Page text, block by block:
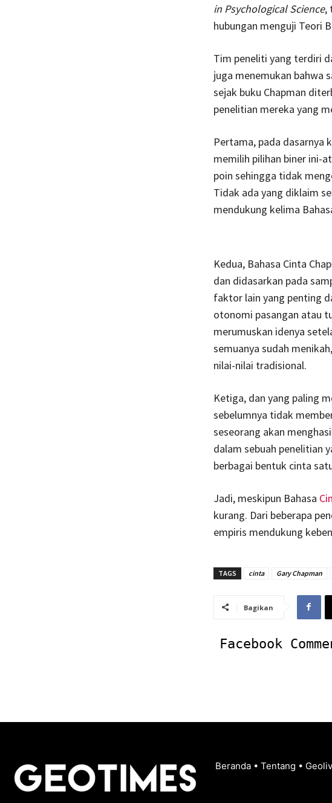
in Psychological Science,
hubungan menguji Teori
Tim peneliti yang terdiri
juga menemukan bahwa
sejak buku Chapman
penelitian mereka yang
Pertama, pada dasarnya
memilih pilihan biner ini-
poin sehingga tidak
Tidak ada yang diklaim
mendukung kelima
Kedua, Bahasa Cinta
dan didasarkan pada
faktor lain yang penting
otonomi pasangan atau
merumuskan idenya
semuanya sudah
nilai-nilai tradisional.
Ketiga, dan yang paling
sebelumnya tidak
seseorang akan
dalam sebuah penelitian
berbagai bentuk cinta
Jadi, meskipun Bahasa
kurang. Dari beberapa
empiris mendukung
TAGS cinta Gary Chapman
Bagikan
Facebook
Beranda • Tentang •